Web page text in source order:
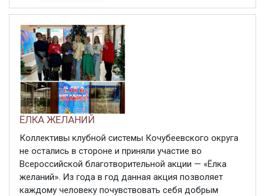
ЁЛКА ЖЕЛАНИЙ
Коллективы клубной системы Кочубеевского округа
не остались в стороне и приняли участие во
Всероссийской благотворительной акции — «Ёлка
желаний». Из года в год данная акция позволяет
каждому человеку почувствовать себя добрым